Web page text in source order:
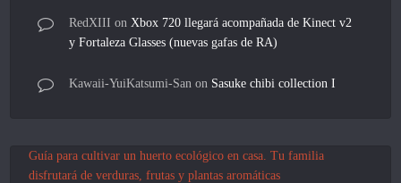
RedXIII onXbox 720 llegará acompañada de Kinect v2
y Fortaleza Glasses (nuevas gafas de RA)
Kawaii-YuiKatsumi-San on Sasuke chibi collection I
Guía para cultivar un huerto ecológico en casa. Tu familia
disfrutará de verduras, frutas y plantas aromáticas